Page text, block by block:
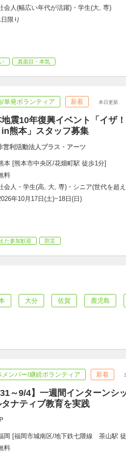
会人(幅広い年代が活躍)・学生(大, 専)
日限り
真面目・本気
/単発ボランティア 新着 本日更新
地震10年復興イベント「イザ
in熊本」スタッフ募集
営利活動法人プラス・アーツ
本 [熊本市中央区/花畑町駅 徒歩1分]
料
会人・学生(高, 大, 専)・シニア(世代を超
年10月17日(土)~18日(日)
た参加歓迎 防災
大分 佐賀 鹿児島
メンバー/継続ボランティア 新着
31～9/4】一週間インターンシ
ナティブ教育を実践
岡 [福岡市城南区/地下鉄七隈線　茶山駅
料